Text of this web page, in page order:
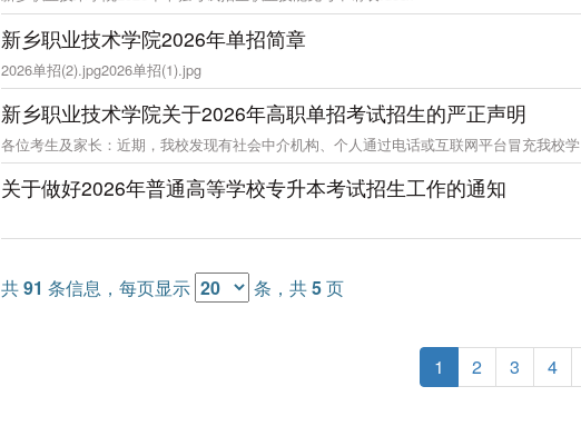
新乡职业技术学院2026年单招简章
2026单招(2).jpg2026单招(1).jpg
新乡职业技术学院关于2026年高职单招考试招生的严正声明
各位考生及家长：近期，我校发现有社会中介机构、个人通过电话或互联网平台冒充我校学
关于做好2026年普通高等学校专升本考试招生工作的通知
共91 条信息，每页显示 条，共5页
1 2 3 4